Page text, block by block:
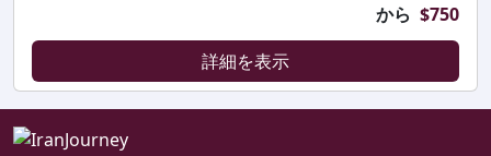
から $750
詳細を表示